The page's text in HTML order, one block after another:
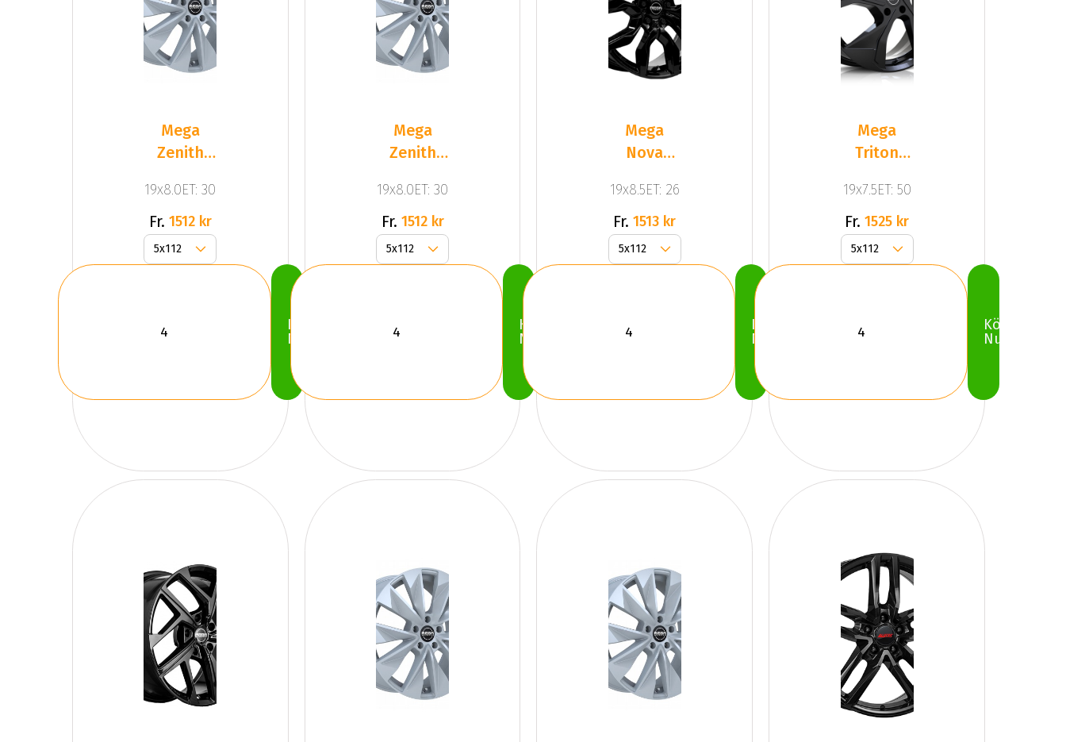
Mega
Zenith
Silver
19x8.0ET: 30
Fr. 1512 kr
Köp
Nu
Mega
Zenith
Silver
19x8.0ET: 30
Fr. 1512 kr
Köp
Nu
Mega
Nova
19x8.5ET: 26
Fr. 1513 kr
Köp
Nu
Mega
Triton
19x7.5ET: 50
Fr. 1525 kr
Köp
Nu